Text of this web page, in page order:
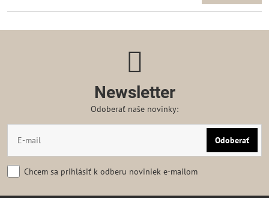
Newsletter
Odoberať naše novinky:
Odoberať
Chcem sa prihlásiť k odberu noviniek e-mailom